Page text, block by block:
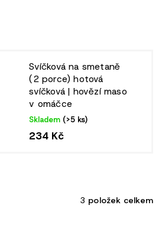
Svíčková na smetaně
(2 porce)hotová
svíčková | hovězí maso
v omáčce
Skladem (>5 ks)
234 Kč
3 položek celkem